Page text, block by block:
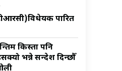
पारित
किस्ता पनि
भन्ने सन्देश दिन्छौँ